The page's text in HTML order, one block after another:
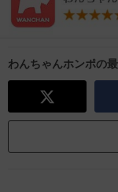
わんちゃんホンポの